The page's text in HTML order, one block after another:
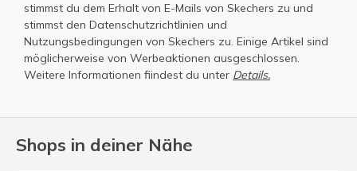
Shops in deiner Nähe
stimmst du dem Erhalt von E-Mails von Skechers zu und
stimmst den Datenschutzrichtlinien und
Nutzungsbedingungen von Skechers zu. Einige Artikel sind
möglicherweise von Werbeaktionen ausgeschlossen.
Weitere Informationen fiindest du unter Details.